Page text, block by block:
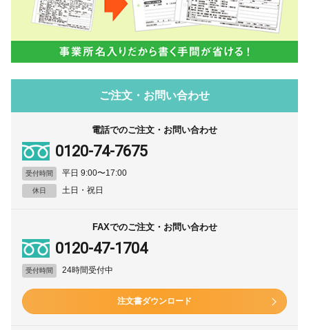
ご注文・お問い合わせ
電話でのご注文・お問い合わせ
0120-74-7675
受付時間 平日 9:00〜17:00
休日 土日・祝日
FAXでのご注文・お問い合わせ
0120-47-1704
受付時間 24時間受付中
注文書ダウンロード